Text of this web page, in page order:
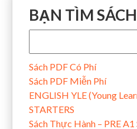
BẠN TÌM
Sách PDF Có Phí
Sách PDF Miễn Phí
ENGLISH YLE (Young
STARTERS
Sách Thực Hành – PRE A1